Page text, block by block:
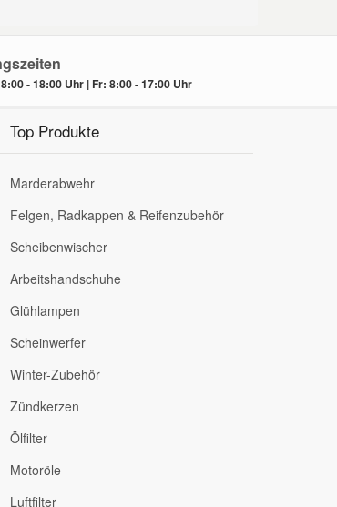
- 18:00 Uhr | Fr: 8:00 - 17:00 Uhr
Top Produkte
Marderabwehr
Felgen, Radkappen & Reifenzubehör
Scheibenwischer
Arbeitshandschuhe
Glühlampen
Scheinwerfer
Winter-Zubehör
Zündkerzen
Ölfilter
Motoröle
Luftfilter